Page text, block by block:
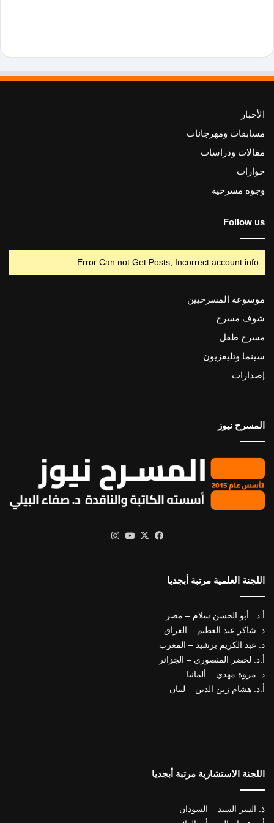
الأخبار
مسابقات ومهرجانات
مقالات ودراسات
حوارات
وجوه مسرحية
Follow us
Error Can not Get Posts, Incorrect account info.
موسوعة المسرحيين
شوف مسرح
مسرح طفل
سينما وتليفزيون
إصدارات
المسرح نيوز
فيسبوك
X يوتيوب
اللجنة العلمية مرتبة أبجديا
أ.د . أبو الحسن سلام – مصر
د. شاكر عبد العظيم – العراق
د. عبد الكريم برشيد – المغرب
أ.د. لخضر المنصوري – الجزائر
د. مروة مهدي – ألمانيا
أ.د. هشام زين الدين – لبنان
اللجنة الاستشارية مرتبة أبجديا
ذ. السر السيد – السودان